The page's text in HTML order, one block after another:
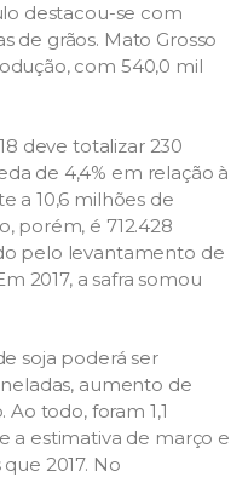
destacou-se com
de grãos. Mato Grosso
com 540,0 mil
deve totalizar 230
de 4,4% em relação à
a 10,6 milhões de
porém, é 712.428
pelo levantamento de
2017, a safra somou
soja poderá ser
aumento de
Ao todo, foram 1,1
a estimativa de março e
2017. No